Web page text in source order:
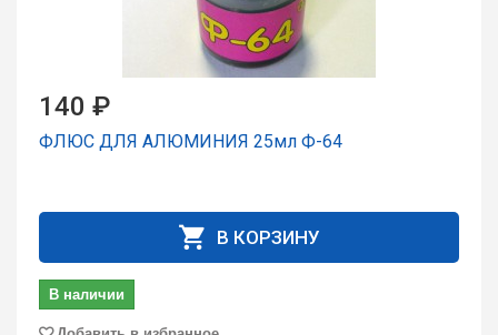
140 ₽
ФЛЮС ДЛЯ АЛЮМИНИЯ 25мл Ф-64
В КОРЗИНУ
В наличии